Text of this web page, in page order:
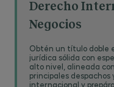
Derecho
Negocios
Obtén un título doble
jurídica sólida con
alto nivel, alineada
principales despachos
internacional y